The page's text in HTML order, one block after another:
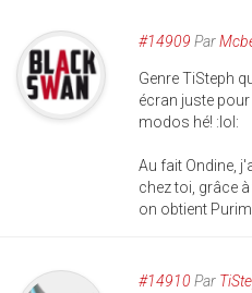
#14909 Par
Genre TiSteph
écran juste
modos hé! :lol:
Au fait Ondine,
chez toi, grâce
on obtient
#14910 Par